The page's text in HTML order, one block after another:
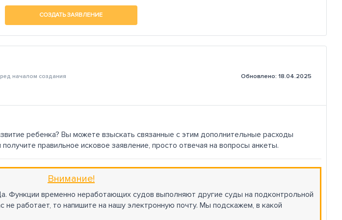
СОЗДАТЬ ЗАЯВЛЕНИЕ
началом создания
Обновлено: 18.04.2025
ребенка? Вы можете взыскать связанные с этим дополнительные расходы
правильное исковое заявление, просто отвечая на вопросы анкеты.
Внимание!
Функции временно неработающих судов выполняют другие суды на подконтрольной
не работает, то напишите на нашу электронную почту. Мы подскажем, в какой